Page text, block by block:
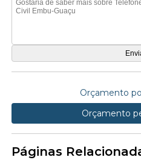
Orçamento
Orçamento
Páginas